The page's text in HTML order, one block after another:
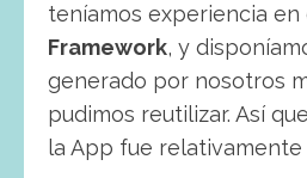
teníamos experiencia en
Framework, y
generado por nosotros
pudimos reutilizar. Así
la App fue relativamente